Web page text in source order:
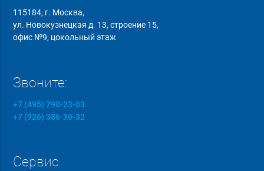
115184, г. Москва,
ул. Новокузнецкая д. 13, строение 15,
офис №9, цокольный этаж
Звоните:
+7 (495) 790-23-03
+7 (926) 386-30-32
Сервис